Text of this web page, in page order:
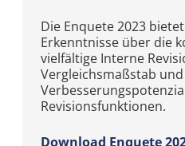
Die Enquete 2023
Erkenntnisse über die
vielfältige Interne
Vergleichsmaßstab
Revisionsfunktionen.
Download Enquete